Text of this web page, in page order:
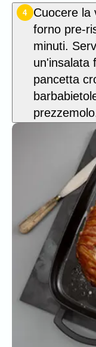
4
Cuocere la
forno pre-
minuti.
un'insalata
pancetta